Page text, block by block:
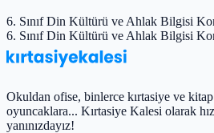
6. Sınıf Din Kültürü ve Ahlak Bilgisi
6. Sınıf Din Kültürü ve Ahlak Bilgisi
Okuldan ofise, binlerce kırtasiye ve
oyuncaklara... Kırtasiye Kalesi olarak
yanınızdayız!